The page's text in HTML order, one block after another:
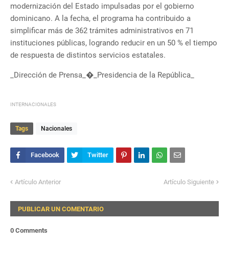
modernización del Estado impulsadas por el gobierno
dominicano. A la fecha, el programa ha contribuido a
simplificar más de 362 trámites administrativos en 71
instituciones públicas, logrando reducir en un 50 % el tiempo
de respuesta de distintos servicios estatales.
_Dirección de Prensa_�_Presidencia de la República_
INTERNACIONALES
Tags Nacionales
Artículo Anterior Artículo Siguiente
PUBLICAR UN COMENTARIO
0 Comments